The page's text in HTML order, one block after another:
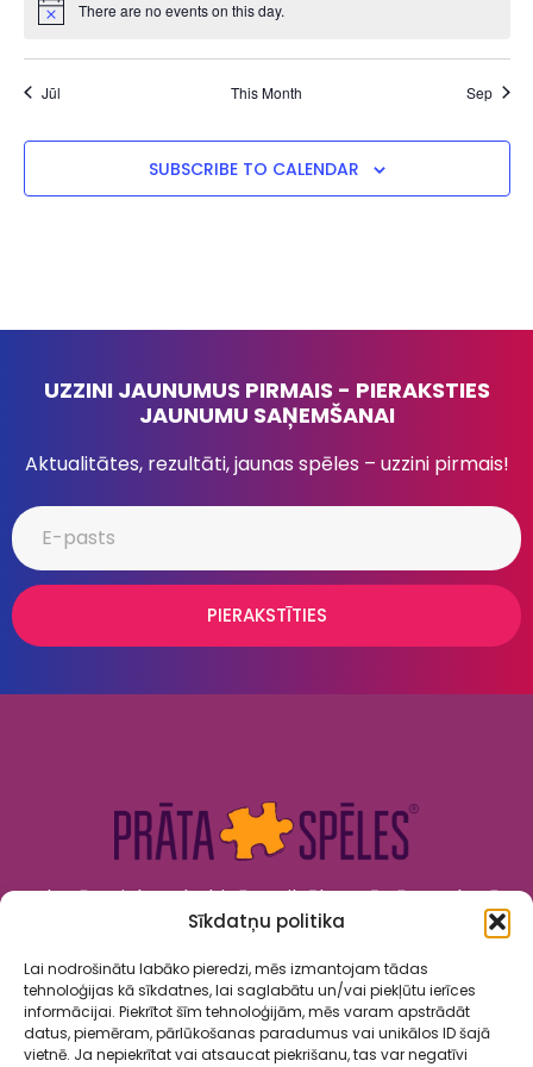
Sīkdatņu politika
Lai nodrošinātu labāko pieredzi, mēs izmantojam tādas
tehnoloģijas kā sīkdatnes, lai saglabātu un/vai piekļūtu ierīces
informācijai. Piekrītot šīm tehnoloģijām, mēs varam apstrādāt
datus, piemēram, pārlūkošanas paradumus vai unikālos ID šajā
vietnē. Ja nepiekrītat vai atsaucat piekrišanu, tas var negatīvi
Notice There are no events on this day.
Jūl This Month Sep
SUBSCRIBE TO CALENDAR
UZZINI JAUNUMUS PIRMAIS - PIERAKSTIES
JAUNUMU SAŅEMŠANAI
Aktualitātes, rezultāti, jaunas spēles – uzzini pirmais!
PIERAKSTĪTIES
Kad prāts tiek nodarbināts, cilvēks attīstās. Kad prāts
tiek izklaidēts, cilvēks jūtas priecīgs un laimīgs. “Prāta